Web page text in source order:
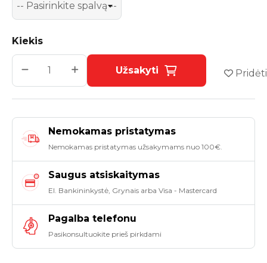
Kiekis
Užsakyti
Nemokamas pristatymas
Nemokamas pristatymas užsakymams nuo 100€.
Saugus atsiskaitymas
El. Bankininkystė, Grynais arba Visa - Mastercard
Pagalba telefonu
Pasikonsultuokite prieš pirkdami